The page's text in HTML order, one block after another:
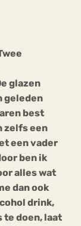
glazen
geleden
best
zelfs een
een vader
ben ik
alles wat
dan ook
drink,
te doen, laat
Trauma